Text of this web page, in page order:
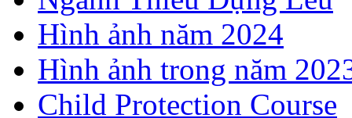
Hình ảnh năm 2024
Hình ảnh trong năm
Child Protection Course